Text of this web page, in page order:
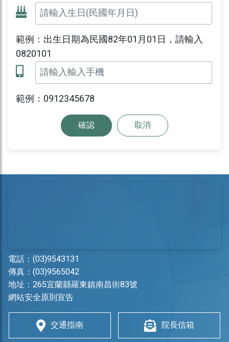
範例：出生日期為民國82年01月01日，請輸入
0820101
範例：0912345678
確認 取消
電話： (03)9543131
傳真：(03)9565042
地址： 265宜蘭縣羅東鎮南昌街83號
網站安全原則宣告
交通指南 院長信箱